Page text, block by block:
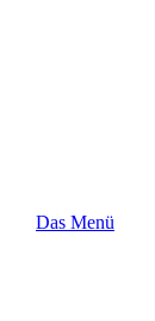
Das Menü